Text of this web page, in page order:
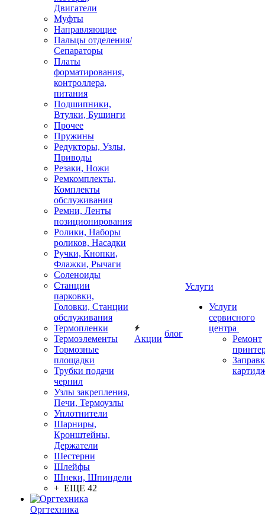
Двигатели
Муфты
Направляющие
Пальцы отделения/
Сепараторы
Платы
форматирования,
контроллера,
питания
Подшипники,
Втулки, Бушинги
Прочее
Пружины
Редукторы, Узлы,
Приводы
Резаки, Ножи
Ремкомплекты,
Комплекты
обслуживания
Ремни, Ленты
позиционирования
Ролики, Наборы
роликов, Насадки
Ручки, Кнопки,
Флажки, Рычаги
Соленоиды
Станции
парковки,
Головки, Станции
обслуживания
Термопленки
Термоэлементы
Тормозные
площадки
Трубки подачи
чернил
Узлы закрепления,
Печи, Термоузлы
Уплотнители
Шарниры,
Кронштейны,
Держатели
Шестерни
Шлейфы
Шнеки, Шпиндели
+ ЕЩЕ 42
Оргтехника
Акции
блог
Услуги
Услуги
сервисного
центра
Ремонт